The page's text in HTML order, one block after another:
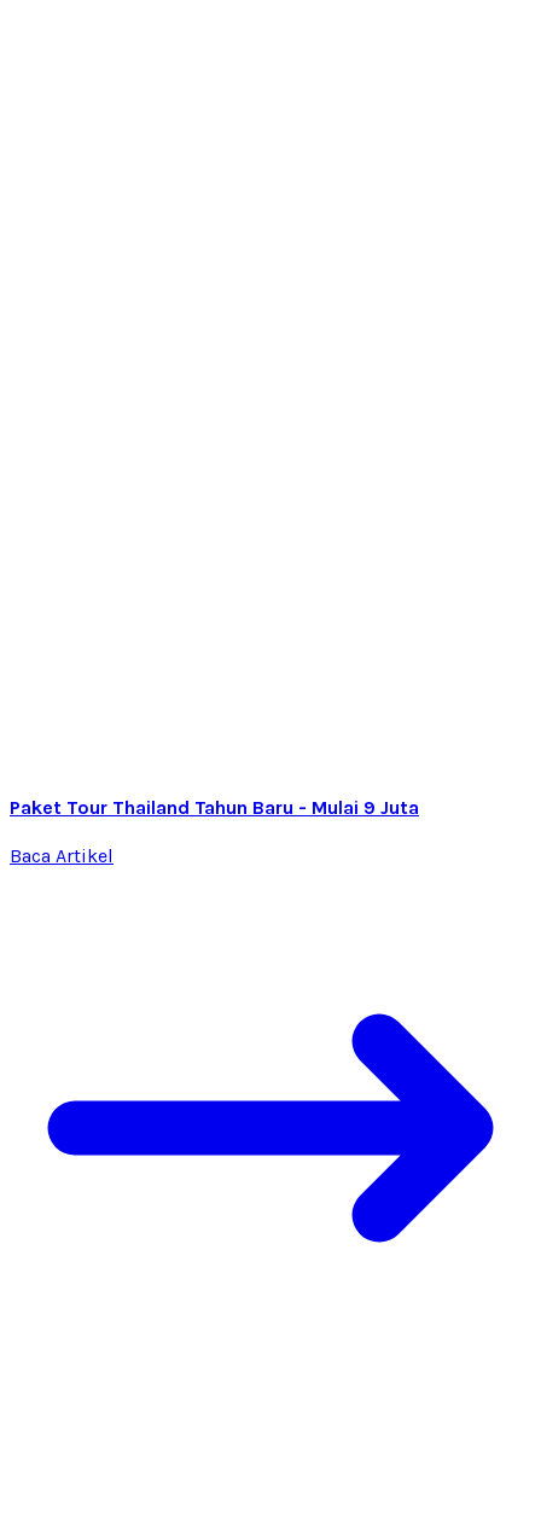
Paket Tour Thailand Tahun Baru - Mulai 9 Juta
Baca Artikel